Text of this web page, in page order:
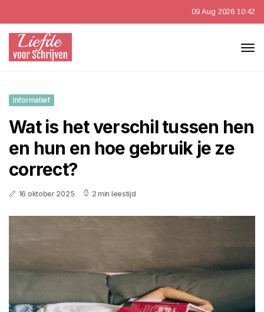
09 Aug 2026 10:42
Informatief
Wat is het verschil tussen hen
en hun en hoe gebruik je ze
correct?
16 oktober 2025 2 min leestijd